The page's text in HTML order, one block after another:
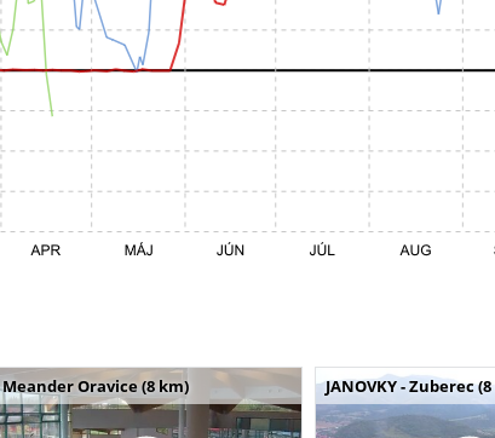
Meander Oravice (8 km) JANOVKY - Zuberec